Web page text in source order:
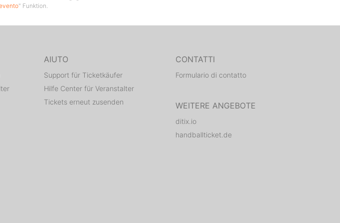
" Funktion.
AIUTO
Support für Ticketkäufer
Hilfe Center für Veranstalter
Tickets erneut zusenden
CONTATTI
Formulario di contatto
WEITERE ANGEBOTE
ditix.io
handballticket.de